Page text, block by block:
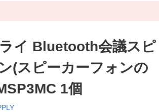
イ Bluetooth会議スピ
(スピーカーフォンの
1個